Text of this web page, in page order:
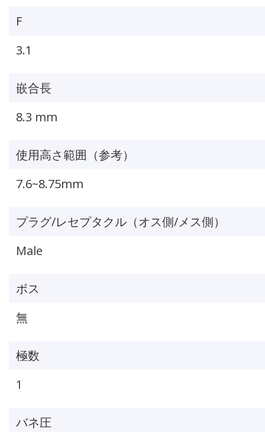
F
3.1
嵌合長
8.3 mm
使用高さ範囲（参考）
7.6~8.75mm
プラグ/レセプタクル（オス側/メス側）
Male
ボス
無
極数
1
バネ圧